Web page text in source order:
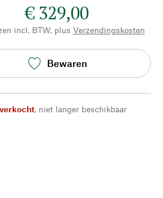
€ 329,00
incl. BTW, plus Verzendingskosten
Bewaren
, niet langer beschikbaar